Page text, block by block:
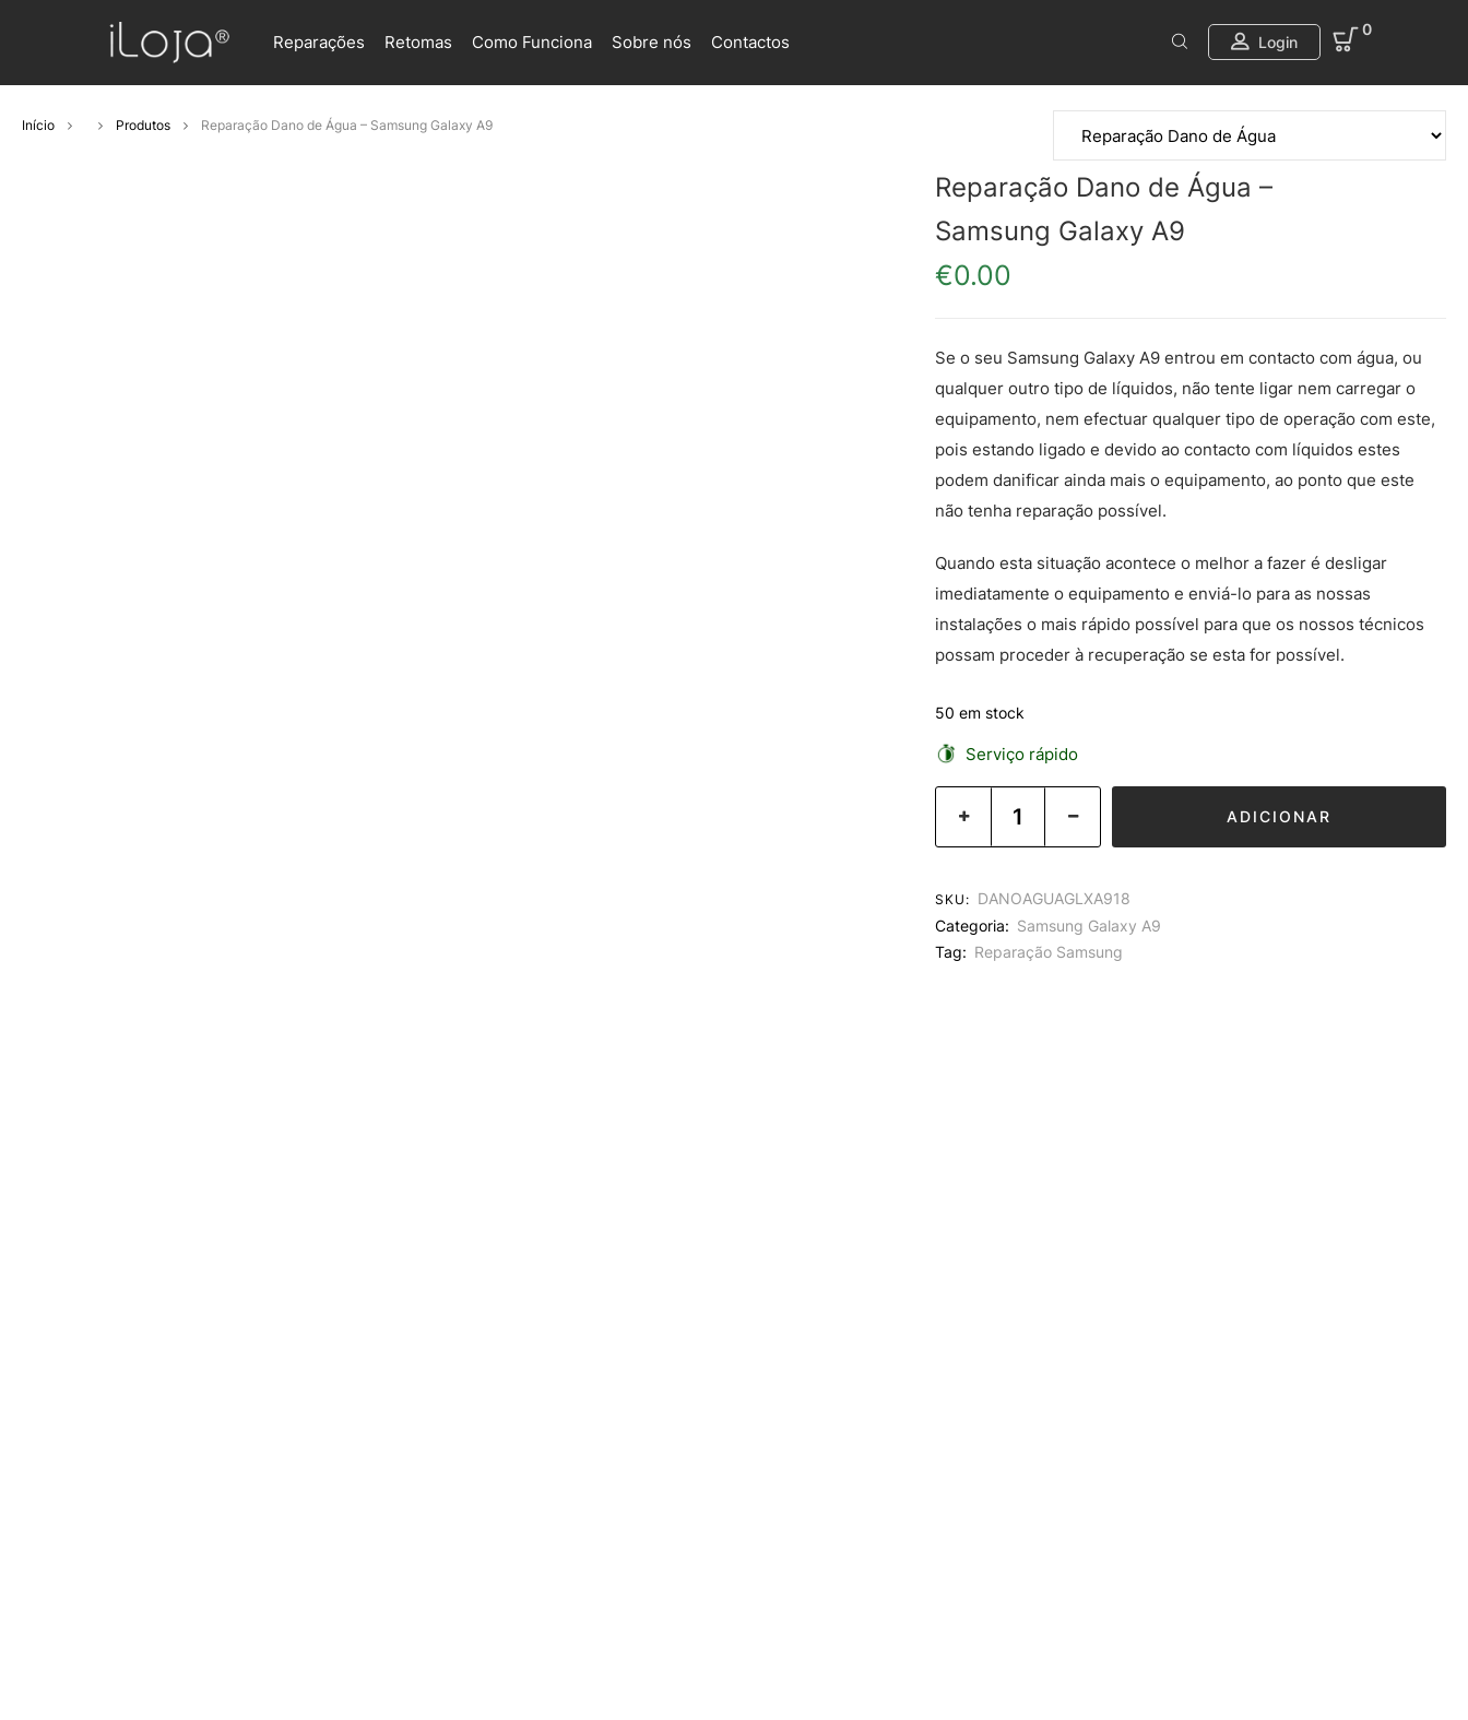
Reparações Retomas Como Funciona Sobre nós Contactos Login
0
Início Produtos Reparação Dano de Água – Samsung Galaxy A9
Reparação Dano de Água –
Samsung Galaxy A9
€0.00
Se o seu Samsung Galaxy A9 entrou em contacto com água, ou
qualquer outro tipo de líquidos, não tente ligar nem carregar o
equipamento, nem efectuar qualquer tipo de operação com este,
pois estando ligado e devido ao contacto com líquidos estes
podem danificar ainda mais o equipamento, ao ponto que este
não tenha reparação possível.
Quando esta situação acontece o melhor a fazer é desligar
imediatamente o equipamento e enviá-lo para as nossas
instalações o mais rápido possível para que os nossos técnicos
possam proceder à recuperação se esta for possível.
50 em stock
Serviço rápido
ADICIONAR
SKU: DANOAGUAGLXA918
Categoria: Samsung Galaxy A9
Tag: Reparação Samsung